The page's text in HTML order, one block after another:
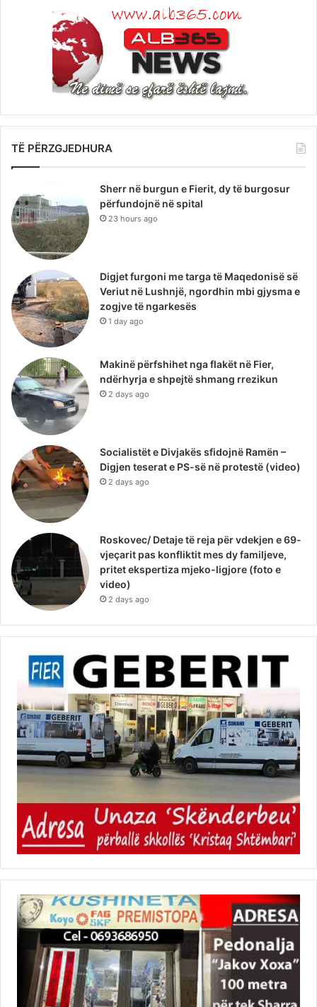
TË PËRZGJEDHURA
Sherr në burgun e Fierit, dy të burgosur
përfundojnë në spital
23 hours ago
Digjet furgoni me targa të Maqedonisë së
Veriut në Lushnjë, ngordhin mbi gjysma e
zogjve të ngarkesës
1 day ago
Makinë përfshihet nga flakët në Fier,
ndërhyrja e shpejtë shmang rrezikun
2 days ago
Socialistët e Divjakës sfidojnë Ramën –
Digjen teserat e PS-së në protestë (video)
2 days ago
Roskovec/ Detaje të reja për vdekjen e 69-
vjeçarit pas konfliktit mes dy familjeve,
pritet ekspertiza mjeko-ligjore (foto e
video)
2 days ago